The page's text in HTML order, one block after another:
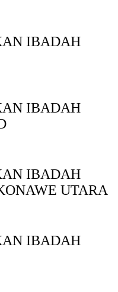
IBADAH
IBADAH
IBADAH
UTARA
IBADAH